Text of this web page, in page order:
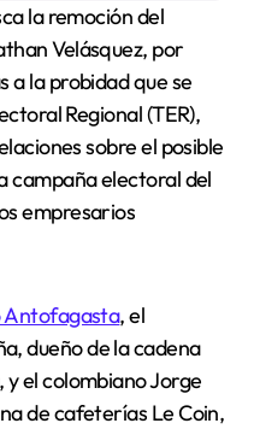
Velásquez, por
a la probidad que se
Regional (TER),
sobre el posible
campaña electoral del
empresarios
Antofagasta, el
dueño de la cadena
el colombiano Jorge
de cafeterías Le Coin,